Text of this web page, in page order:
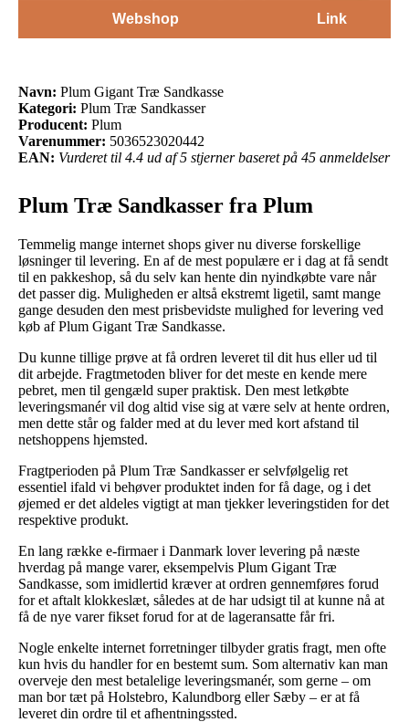
Webshop
Link
Navn: Plum Gigant Træ Sandkasse
Kategori: Plum Træ Sandkasser
Producent: Plum
Varenummer: 5036523020442
EAN: Vurderet til 4.4 ud af 5 stjerner baseret på 45 anmeldelser
Plum Træ Sandkasser fra Plum
Temmelig mange internet shops giver nu diverse forskellige
løsninger til levering. En af de mest populære er i dag at få sendt
til en pakkeshop, så du selv kan hente din nyindkøbte vare når
det passer dig. Muligheden er altså ekstremt ligetil, samt mange
gange desuden den mest prisbevidste mulighed for levering ved
køb af Plum Gigant Træ Sandkasse.
Du kunne tillige prøve at få ordren leveret til dit hus eller ud til
dit arbejde. Fragtmetoden bliver for det meste en kende mere
pebret, men til gengæld super praktisk. Den mest letkøbte
leveringsmanér vil dog altid vise sig at være selv at hente ordren,
men dette står og falder med at du lever med kort afstand til
netshoppens hjemsted.
Fragtperioden på Plum Træ Sandkasser er selvfølgelig ret
essentiel ifald vi behøver produktet inden for få dage, og i det
øjemed er det aldeles vigtigt at man tjekker leveringstiden for det
respektive produkt.
En lang række e-firmaer i Danmark lover levering på næste
hverdag på mange varer, eksempelvis Plum Gigant Træ
Sandkasse, som imidlertid kræver at ordren gennemføres forud
for et aftalt klokkeslæt, således at de har udsigt til at kunne nå at
få de nye varer fikset forud for at de lageransatte får fri.
Nogle enkelte internet forretninger tilbyder gratis fragt, men ofte
kun hvis du handler for en bestemt sum. Som alternativ kan man
overveje den mest betalelige leveringsmanér, som gerne – om
man bor tæt på Holstebro, Kalundborg eller Sæby – er at få
leveret din ordre til et afhentningssted.